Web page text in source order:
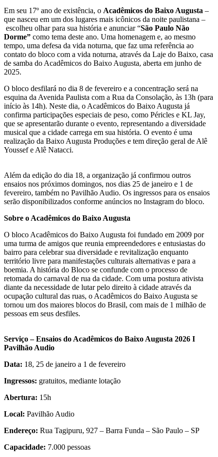
Em seu 17º ano de existência, o Acadêmicos do Baixo Augusta –
que nasceu em um dos lugares mais icônicos da noite paulistana –
escolheu olhar para sua história e anunciar “São Paulo Não
Dorme” como tema deste ano. Uma homenagem e, ao mesmo
tempo, uma defesa da vida noturna, que faz uma referência ao
contato do bloco com a vida noturna, através da Laje do Baixo, casa
de samba do Acadêmicos do Baixo Augusta, aberta em junho de
2025.
O bloco desfilará no dia 8 de fevereiro e a concentração será na
esquina da Avenida Paulista com a Rua da Consolação, às 13h (para
início às 14h). Neste dia, o Acadêmicos do Baixo Augusta já
confirma participações especiais de peso, como Péricles e KL Jay,
que se apresentarão durante o evento, representando a diversidade
musical que a cidade carrega em sua história. O evento é uma
realização da Baixo Augusta Produções e tem direção geral de Alê
Youssef e Alê Natacci.
Além da edição do dia 18, a organização já confirmou outros
ensaios nos próximos domingos, nos dias 25 de janeiro e 1 de
fevereiro, também no Pavilhão Audio. Os ingressos para os ensaios
serão disponibilizados conforme anúncios no Instagram do bloco.
Sobre o Acadêmicos do Baixo Augusta
O bloco Acadêmicos do Baixo Augusta foi fundado em 2009 por
uma turma de amigos que reunia empreendedores e entusiastas do
bairro para celebrar sua diversidade e revitalização enquanto
território livre para manifestações culturais alternativas e para a
boemia. A história do Bloco se confunde com o processo de
retomada do carnaval de rua da cidade. Com uma postura ativista
diante da necessidade de lutar pelo direito à cidade através da
ocupação cultural das ruas, o Acadêmicos do Baixo Augusta se
tornou um dos maiores blocos do Brasil, com mais de 1 milhão de
pessoas em seus desfiles.
Serviço – Ensaios do Acadêmicos do Baixo Augusta 2026 I
Pavilhão Audio
Data: 18, 25 de janeiro a 1 de fevereiro
Ingressos: gratuitos, mediante lotação
Abertura: 15h
Local: Pavilhão Audio
Endereço: Rua Tagipuru, 927 – Barra Funda – São Paulo – SP
Capacidade: 7.000 pessoas